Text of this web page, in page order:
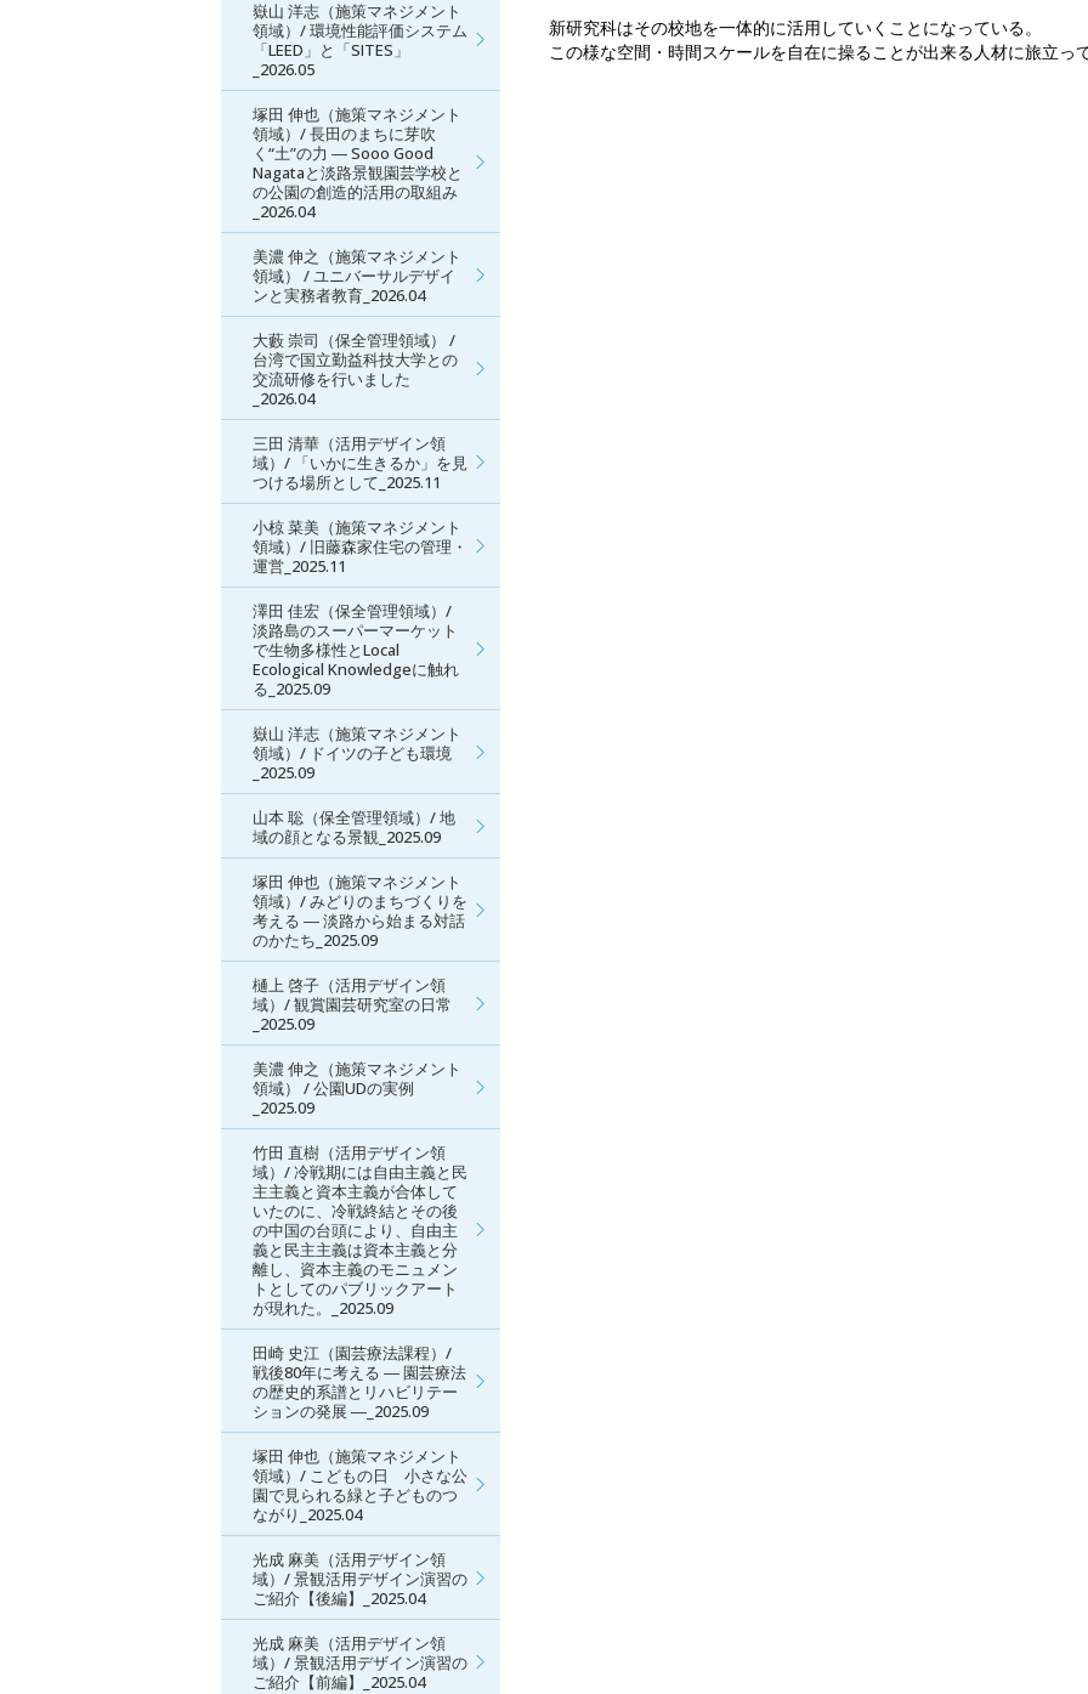
新研究科はその校地を一体的に活用していくことになっている。
この様な空間・時間スケールを自在に操ることが出来る人材に旅立っ
嶽山 洋志（施策マネジメント
領域）/ 環境性能評価システム
「LEED」と「SITES」
_2026.05
塚田 伸也（施策マネジメント
領域）/ 長田のまちに芽吹
く“土”の力 ― Sooo Good
Nagataと淡路景観園芸学校と
の公園の創造的活用の取組み
_2026.04
美濃 伸之（施策マネジメント
領域） / ユニバーサルデザイ
ンと実務者教育_2026.04
大藪 崇司（保全管理領域） /
台湾で国立勤益科技大学との
交流研修を行いました
_2026.04
三田 清華（活用デザイン領
域）/ 「いかに生きるか」を見
つける場所として_2025.11
小椋 菜美（施策マネジメント
領域）/ 旧藤森家住宅の管理・
運営_2025.11
澤田 佳宏（保全管理領域）/
淡路島のスーパーマーケット
で生物多様性とLocal
Ecological Knowledgeに触れ
る_2025.09
嶽山 洋志（施策マネジメント
領域）/ ドイツの子ども環境
_2025.09
山本 聡（保全管理領域）/ 地
域の顔となる景観_2025.09
塚田 伸也（施策マネジメント
領域）/ みどりのまちづくりを
考える ― 淡路から始まる対話
のかたち_2025.09
樋上 啓子（活用デザイン領
域）/ 観賞園芸研究室の日常
_2025.09
美濃 伸之（施策マネジメント
領域） / 公園UDの実例
_2025.09
竹田 直樹（活用デザイン領
域）/ 冷戦期には自由主義と民
主主義と資本主義が合体して
いたのに、冷戦終結とその後
の中国の台頭により、自由主
義と民主主義は資本主義と分
離し、資本主義のモニュメン
トとしてのパブリックアート
が現れた。_2025.09
田崎 史江（園芸療法課程）/
戦後80年に考える ― 園芸療法
の歴史的系譜とリハビリテー
ションの発展 ―_2025.09
塚田 伸也（施策マネジメント
領域）/ こどもの日 小さな公
園で見られる緑と子どものつ
ながり_2025.04
光成 麻美（活用デザイン領
域）/ 景観活用デザイン演習の
ご紹介【後編】_2025.04
光成 麻美（活用デザイン領
域）/ 景観活用デザイン演習の
ご紹介【前編】_2025.04